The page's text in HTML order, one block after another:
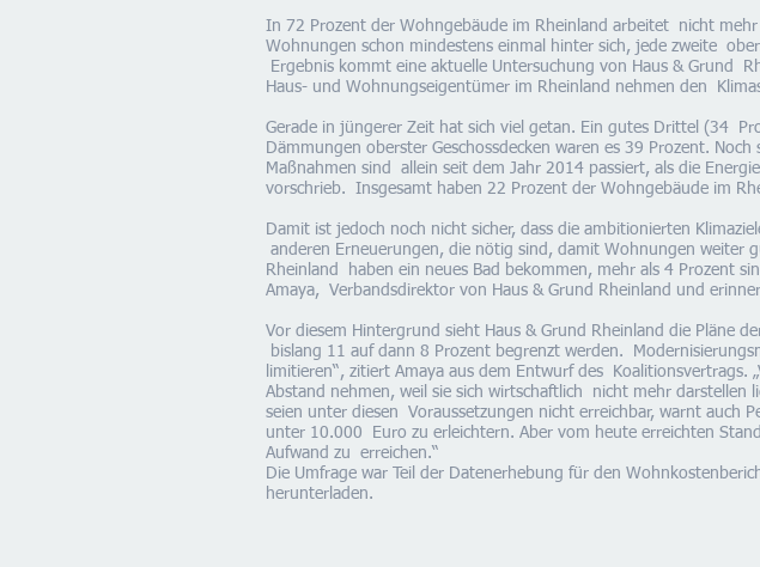
In 72 Prozent der Wohngebäude im Rheinland arbeitet nicht
Wohnungen schon mindestens einmal hinter sich, jede zweite
Ergebnis kommt eine aktuelle Untersuchung von Haus & Grund
Haus- und Wohnungseigentümer im Rheinland nehmen den
Gerade in jüngerer Zeit hat sich viel getan. Ein gutes Drittel (34
Dämmungen oberster Geschossdecken waren es 39 Prozent.
Maßnahmen sind allein seit dem Jahr 2014 passiert, als die
vorschrieb. Insgesamt haben 22 Prozent der Wohngebäude im
Damit ist jedoch noch nicht sicher, dass die ambitionierten
anderen Erneuerungen, die nötig sind, damit Wohnungen weiter
Rheinland haben ein neues Bad bekommen, mehr als 4 Prozent
Amaya, Verbandsdirektor von Haus & Grund Rheinland und
Vor diesem Hintergrund sieht Haus & Grund Rheinland die Pläne
bislang 11 auf dann 8 Prozent begrenzt werden.
limitieren“, zitiert Amaya aus dem Entwurf des
Abstand nehmen, weil sie sich wirtschaftlich nicht mehr darstellen
seien unter diesen Voraussetzungen nicht erreichbar, warnt auch
unter 10.000 Euro zu erleichtern. Aber vom heute erreichten
Aufwand zu erreichen.“
Die Umfrage war Teil der Datenerhebung für den
herunterladen.